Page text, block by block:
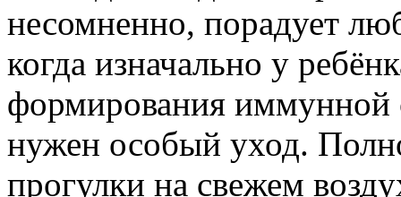
несомненно, порадует
когда изначально у
формирования иммунной
нужен особый уход.
прогулки на свежем